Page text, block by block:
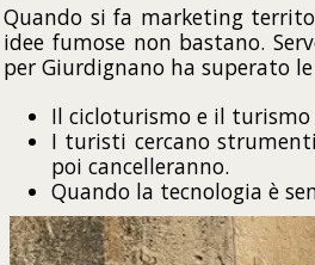
Quando si fa marketing
idee fumose non bastano.
per Giurdignano ha superato le
Il cicloturismo e il
I turisti cercano
poi cancelleranno.
Quando la tecnologia è